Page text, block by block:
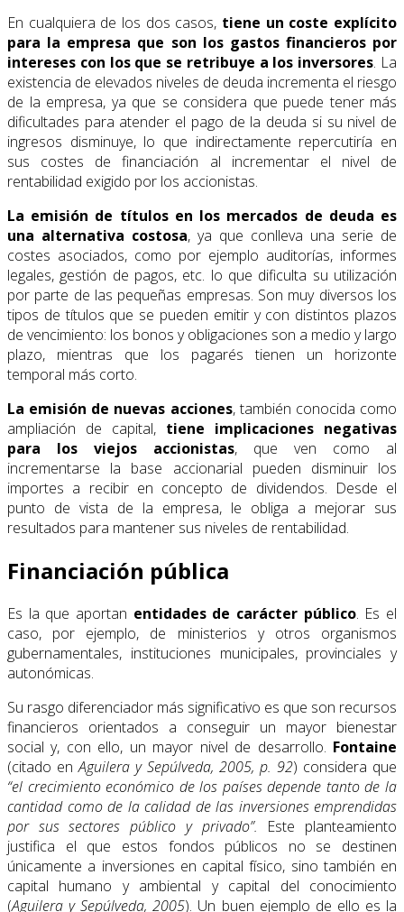
En cualquiera de los dos casos, tiene un coste explícito
para la empresa que son los gastos financieros por
intereses con los que se retribuye a los inversores. La
existencia de elevados niveles de deuda incrementa el riesgo
de la empresa, ya que se considera que puede tener más
dificultades para atender el pago de la deuda si su nivel de
ingresos disminuye, lo que indirectamente repercutiría en
sus costes de financiación al incrementar el nivel de
rentabilidad exigido por los accionistas.
La emisión de títulos en los mercados de deuda es
una alternativa costosa, ya que conlleva una serie de
costes asociados, como por ejemplo auditorías, informes
legales, gestión de pagos, etc. lo que dificulta su utilización
por parte de las pequeñas empresas. Son muy diversos los
tipos de títulos que se pueden emitir y con distintos plazos
de vencimiento: los bonos y obligaciones son a medio y largo
plazo, mientras que los pagarés tienen un horizonte
temporal más corto.
La emisión de nuevas acciones, también conocida como
ampliación de capital, tiene implicaciones negativas
para los viejos accionistas, que ven como al
incrementarse la base accionarial pueden disminuir los
importes a recibir en concepto de dividendos. Desde el
punto de vista de la empresa, le obliga a mejorar sus
resultados para mantener sus niveles de rentabilidad.
Financiación pública
Es la que aportan entidades de carácter público. Es el
caso, por ejemplo, de ministerios y otros organismos
gubernamentales, instituciones municipales, provinciales y
autonómicas.
Su rasgo diferenciador más significativo es que son recursos
financieros orientados a conseguir un mayor bienestar
social y, con ello, un mayor nivel de desarrollo. Fontaine
(citado enAguilera y Sepúlveda, 2005, p. 92) considera que
“el crecimiento económico de los países depende tanto de la
cantidad como de la calidad de las inversiones emprendidas
por sus sectores público y privado”. Este planteamiento
justifica el que estos fondos públicos no se destinen
únicamente a inversiones en capital físico, sino también en
capital humano y ambiental y capital del conocimiento
(Aguilera y Sepúlveda, 2005). Un buen ejemplo de ello es la